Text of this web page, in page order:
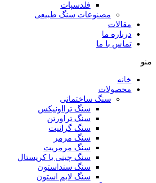
فلدسپات
مصنوعات سنگ طبیعی
مقالات
درباره ما
تماس با ما
منو
خانه
محصولات
سنگ ساختمانی
سنگ ترااونیکس
سنگ تراورتن
سنگ گرانیت
سنگ مرمر
سنگ مرمریت
سنگ چینی یا کریستال
سنگ سنداستون
سنگ لایم استون